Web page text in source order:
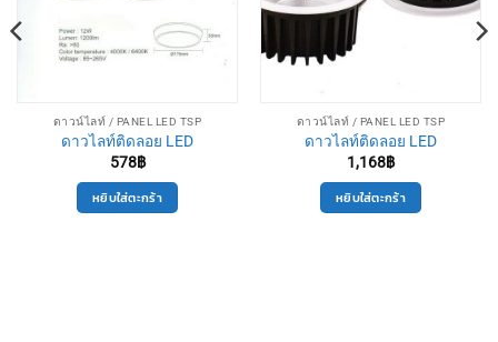
ดาวน์ไลท์ / PANEL LED TSP
ดาวไลท์ติดลอย LED
578฿
หยิบใส่ตะกร้า
ดาวน์ไลท์ / PANEL LED TSP
ดาวไลท์ติดลอย LED
1,168฿
หยิบใส่ตะกร้า